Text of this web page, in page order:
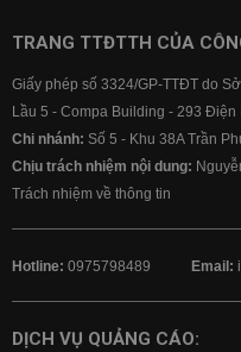
TRANG TTĐTTH CỦA
Giấy phép số 3324/GP-TTĐT do
Lầu 5 - Compa Building - 293
Chi nhánh: Số 5 - Khu 38A Trần
Chịu trách nhiệm nội dung:
Trách nhiệm về thông tin
Hotline: 0975798489 Email:
DỊCH VỤ QUẢNG CÁO: